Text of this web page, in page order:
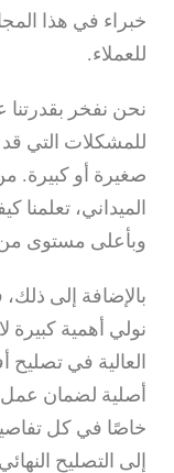
خبراء في هذا
للعملاء.
نحن نفخر
للمشكلات التي
صغيرة أو كبيرة.
الميداني، تعلمنا
وبأعلى مستوى
بالإضافة إلى ذلك،
نولي أهمية كبيرة
العالية في
أصلية لضمان عمل
خاصًا في كل
إلى التصليح